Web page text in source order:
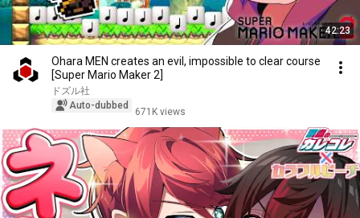
42:23
Ohara MEN creates an evil, impossible to clear course
[Super Mario Maker 2]
ドズル社
Auto-dubbed
671K views